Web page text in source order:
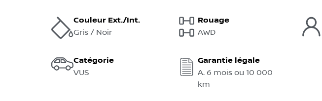
Couleur Ext./Int.
Gris / Noir
Rouage
AWD
Catégorie
VUS
Garantie légale
A. 6 mois ou 10 000
km